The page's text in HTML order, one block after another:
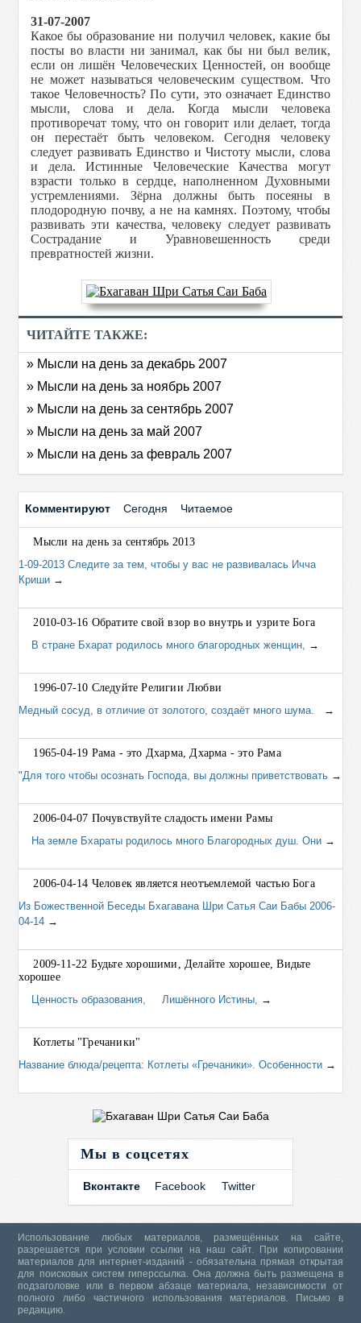
31-07-2007
Какое бы образование ни получил человек, какие бы
посты во власти ни занимал, как бы ни был велик,
если он лишён Человеческих Ценностей, он вообще
не может называться человеческим существом. Что
такое Человечность? По сути, это означает Единство
мысли, слова и дела. Когда мысли человека
противоречат тому, что он говорит или делает, тогда
он перестаёт быть человеком. Сегодня человеку
следует развивать Единство и Чистоту мысли, слова
и дела. Истинные Человеческие Качества могут
взрасти только в сердце, наполненном Духовными
устремлениями. Зёрна должны быть посеяны в
плодородную почву, а не на камнях. Поэтому, чтобы
развивать эти качества, человеку следует развивать
Сострадание и Уравновешенность среди
превратностей жизни.
ЧИТАЙТЕ ТАКЖЕ:
» Мысли на день за декабрь 2007
» Мысли на день за ноябрь 2007
» Мысли на день за сентябрь 2007
» Мысли на день за май 2007
» Мысли на день за февраль 2007
Комментируют Сегодня Читаемое
Мысли на день за сентябрь 2013
1-09-2013 Следите за тем, чтобы у вас не развивалась Ичча
Криши →
2010-03-16 Обратите свой взор во внутрь и узрите Бога
В стране Бхарат родилось много благородных женщин, →
1996-07-10 Следуйте Религии Любви
Медный сосуд, в отличие от золотого, создаёт много шума.
→
1965-04-19 Рама - это Дхарма, Дхарма - это Рама
"Для того чтобы осознать Господа, вы должны приветствовать →
2006-04-07 Почувствуйте сладость имени Рамы
На земле Бхараты родилось много Благородных душ. Они →
2006-04-14 Человек является неотъемлемой частью Бога
Из Божественной Беседы Бхагавана Шри Сатья Саи Бабы 2006-
04-14 →
2009-11-22 Будьте хорошими, Делайте хорошее, Видьте
хорошее
Ценность образования, Лишённого Истины, →
Котлеты "Гречаники"
Название блюда/рецепта: Котлеты «Гречаники». Особенности →
Мы в соцсетях
Вконтакте Facebook Twitter
Использование любых материалов, размещённых на сайте,
разрешается при условии ссылки на наш сайт. При копировании
материалов для интернет-изданий - обязательна прямая открытая
для поисковых систем гиперссылка. Она должна быть размещена в
подзаголовке или в первом абзаце материала, независимости от
полного либо частичного использования материалов.
Письмо в
редакцию.